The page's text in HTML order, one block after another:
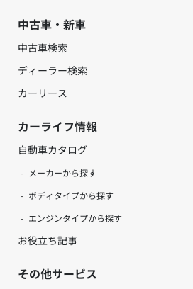
中古車・新車
中古車検索
ディーラー検索
カーリース
カーライフ情報
自動車カタログ
メーカーから探す
ボディタイプから探す
エンジンタイプから探す
お役立ち記事
その他サービス